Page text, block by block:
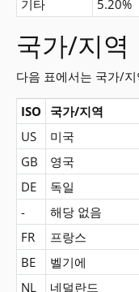
기타
5.20%
국가/지역
다음 표에서는 국가/
ISO 국가/지역
US
미국
GB
영국
DE
독일
-
해당 없음
FR
프랑스
BE
벨기에
NL
네덜란드